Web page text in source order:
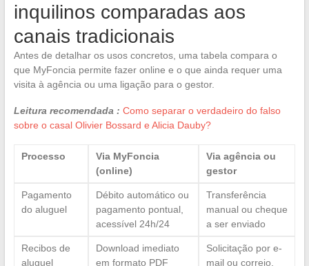
inquilinos comparadas aos
canais tradicionais
Antes de detalhar os usos concretos, uma tabela compara o
que MyFoncia permite fazer online e o que ainda requer uma
visita à agência ou uma ligação para o gestor.
Leitura recomendada : Como separar o verdadeiro do falso
sobre o casal Olivier Bossard e Alicia Dauby?
Processo
Via MyFoncia
(online)
Via agência ou
gestor
Pagamento
do aluguel
Débito automático ou
pagamento pontual,
acessível 24h/24
Transferência
manual ou cheque
a ser enviado
Recibos de
aluguel
Download imediato
em formato PDF
Solicitação por e-
mail ou correio,